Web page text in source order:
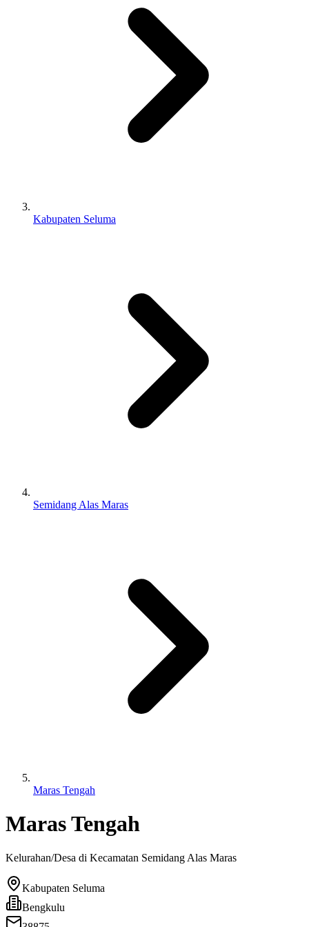
Kabupaten Seluma
Semidang Alas Maras
Maras Tengah
Maras Tengah
Kelurahan/Desa di Kecamatan Semidang Alas Maras
Kabupaten Seluma
Bengkulu